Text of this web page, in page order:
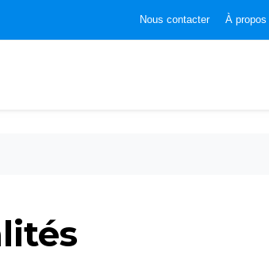
Nous contacter À propos